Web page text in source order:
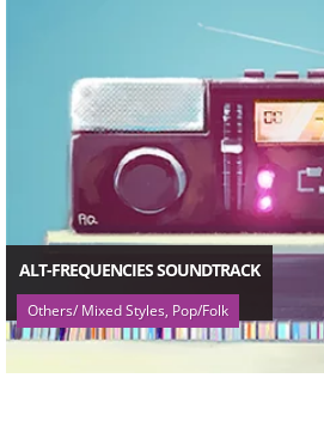
ALT-FREQUENCIES SOUNDTRACK
Others/ Mixed Styles, Pop/Folk